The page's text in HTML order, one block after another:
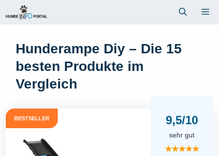
Inhalt
Hunderampe Diy – Die 15
besten Produkte im
Vergleich
BESTSELLER 9,5/10
sehr gut
★★★★★